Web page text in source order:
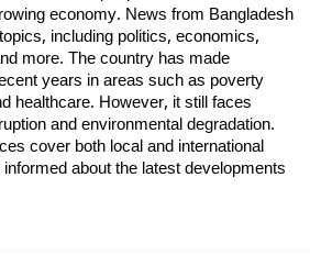
economy. News from Bangladesh
including politics, economics,
more. The country has made
years in areas such as poverty
healthcare. However, it still faces
and environmental degradation.
cover both local and international
about the latest developments